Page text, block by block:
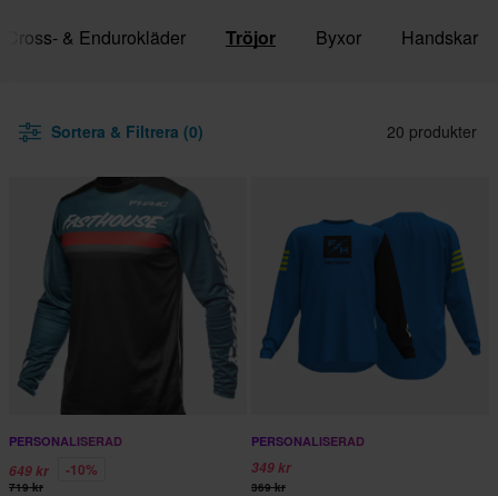
& Endurokläder Tröjor Byxor Handskar
Sortera & Filtrera (0) 20 produkter
PERSONALISERAD
649 kr -10%
719 kr
PERSONALISERAD
349 kr
369 kr